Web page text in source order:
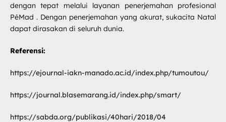
dengan tepat melalui layanan penerjemahan profesional
PéMad . Dengan penerjemahan yang akurat, sukacita Natal
dapat dirasakan di seluruh dunia.
Referensi:
https://ejournal-iakn-manado.ac.id/index.php/tumoutou/
https://journal.blasemarang.id/index.php/smart/
https://sabda.org/publikasi/40hari/2018/04